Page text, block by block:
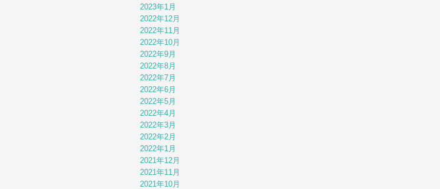
2023年1月
2022年12月
2022年11月
2022年10月
2022年9月
2022年8月
2022年7月
2022年6月
2022年5月
2022年4月
2022年3月
2022年2月
2022年1月
2021年12月
2021年11月
2021年10月